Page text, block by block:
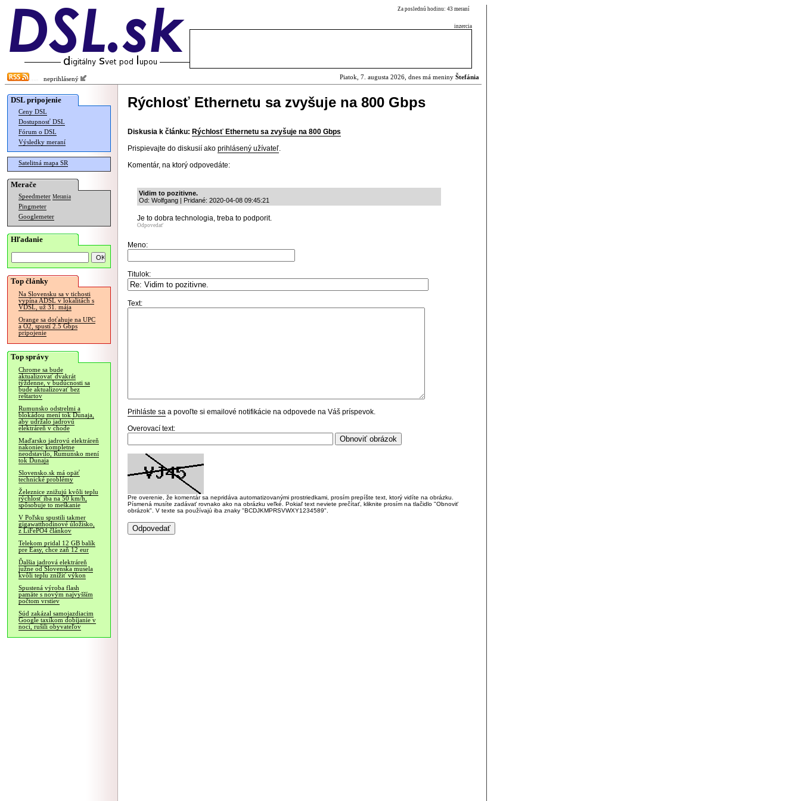
Za poslednú hodinu: 43 meraní
inzercia
neprihlásený Piatok, 7. augusta 2026, dnes má meniny Štefánia
DSL pripojenie
Ceny DSL
Dostupnosť DSL
Fórum o DSL
Výsledky meraní
Satelitná mapa SR
Merače
Speedmeter Merania
Pingmeter
Googlemeter
Hľadanie
Top články
Na Slovensku sa v tichosti
vypína ADSL v lokalitách s
VDSL, už 31. mája
Orange sa doťahuje na UPC
a O2, spustí 2.5 Gbps
pripojenie
Top správy
Chrome sa bude
aktualizovať dvakrát
týždenne, v budúcnosti sa
bude aktualizovať bez
reštartov
Rumunsko odstrelmi a
blokádou mení tok Dunaja,
aby udržalo jadrovú
elektráreň v chode
Maďarsko jadrovú elektráreň
nakoniec kompletne
neodstavilo, Rumunsko mení
tok Dunaja
Slovensko.sk má opäť
technické problémy
Železnice znižujú kvôli teplu
rýchlosť iba na 50 km/h,
spôsobuje to meškanie
V Poľsku spustili takmer
gigawatthodinové úložisko,
z LiFePO4 článkov
Telekom pridal 12 GB balík
pre Easy, chce zaň 12 eur
Ďalšia jadrová elektráreň
južne od Slovenska musela
kvôli teplu znížiť výkon
Spustená výroba flash
pamäte s novým najvyšším
počtom vrstiev
Súd zakázal samojazdiacim
Google taxíkom dobíjanie v
noci, rušili obyvateľov
Rýchlosť Ethernetu sa zvyšuje na 800 Gbps
Diskusia k článku: Rýchlosť Ethernetu sa zvyšuje na 800 Gbps
Prispievajte do diskusií ako prihlásený užívateľ.
Komentár, na ktorý odpovedáte:
Vidim to pozitivne.
Od: Wolfgang | Pridané: 2020-04-08 09:45:21
Je to dobra technologia, treba to podporit.
Odpovedať
Meno:
Titulok:
Text:
Prihláste sa a povoľte si emailové notifikácie na odpovede na Váš príspevok.
Overovací text:
Pre overenie, že komentár sa nepridáva automatizovanými prostriedkami, prosím prepíšte text, ktorý vidíte na obrázku.
Písmená musíte zadávať rovnako ako na obrázku veľké. Pokiaľ text neviete prečítať, kliknite prosím na tlačidlo "Obnoviť
obrázok". V texte sa používajú iba znaky "BCDJKMPRSVWXY1234589".